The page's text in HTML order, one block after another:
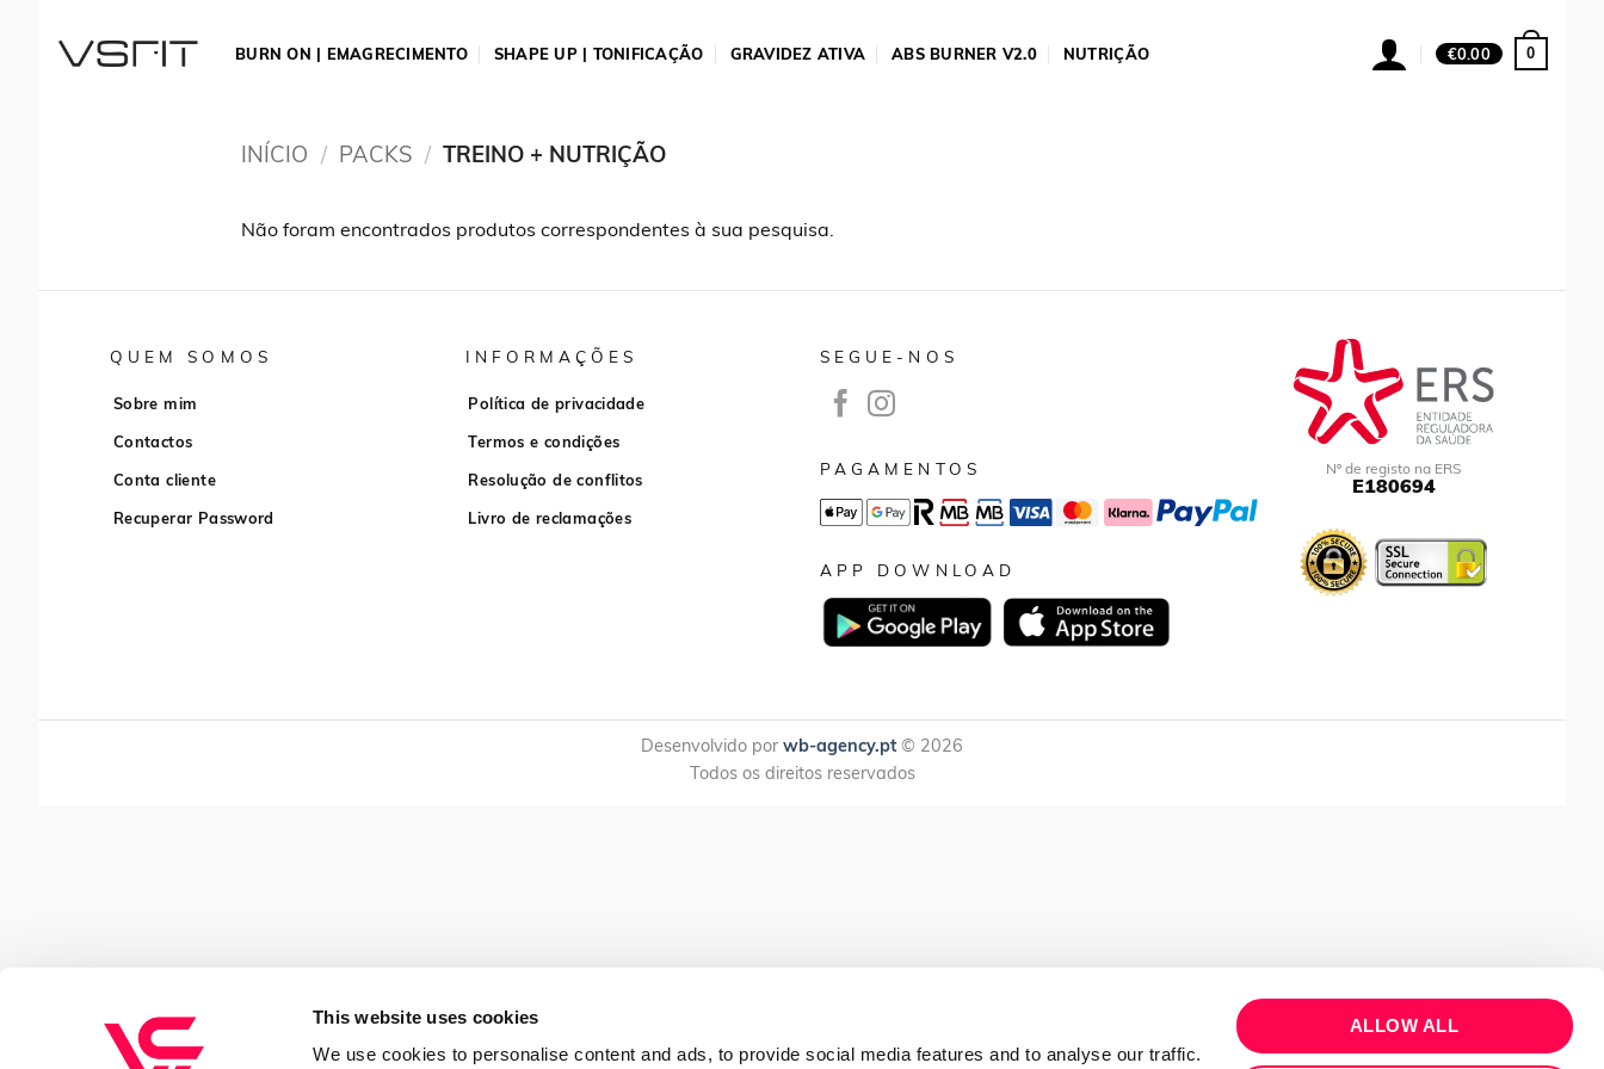
This website uses cookies
We use cookies to personalise content and ads, to provide social media features and to analyse our traffic.
ALLOW ALL
content
BURN ON | EMAGRECIMENTO SHAPE UP | TONIFICAÇÃO GRAVIDEZ ATIVA ABS BURNER V2.0 NUTRIÇÃO €0.00 0
INÍCIO / PACKS / TREINO + NUTRIÇÃO
Não foram encontrados produtos correspondentes à sua pesquisa.
QUEM SOMOS
Sobre mim
Contactos
Conta cliente
Recuperar Password
INFORMAÇÕES
Política de privacidade
Termos e condições
Resolução de conflitos
Livro de reclamações
SEGUE-NOS
PAGAMENTOS
APP DOWNLOAD
Nº de registo na ERS
E180694
Desenvolvido por wb-agency.pt© 2026
Todos os direitos reservados